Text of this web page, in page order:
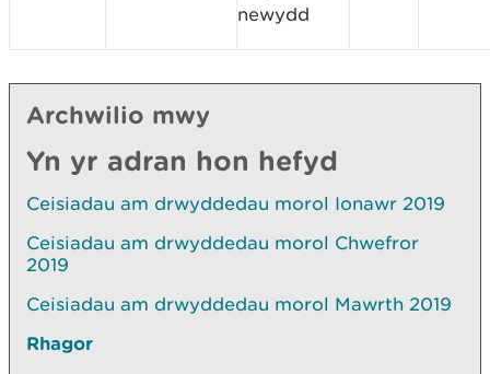
newydd
Archwilio mwy
Yn yr adran hon hefyd
Ceisiadau am drwyddedau morol Ionawr 2019
Ceisiadau am drwyddedau morol Chwefror
2019
Ceisiadau am drwyddedau morol Mawrth 2019
Rhagor